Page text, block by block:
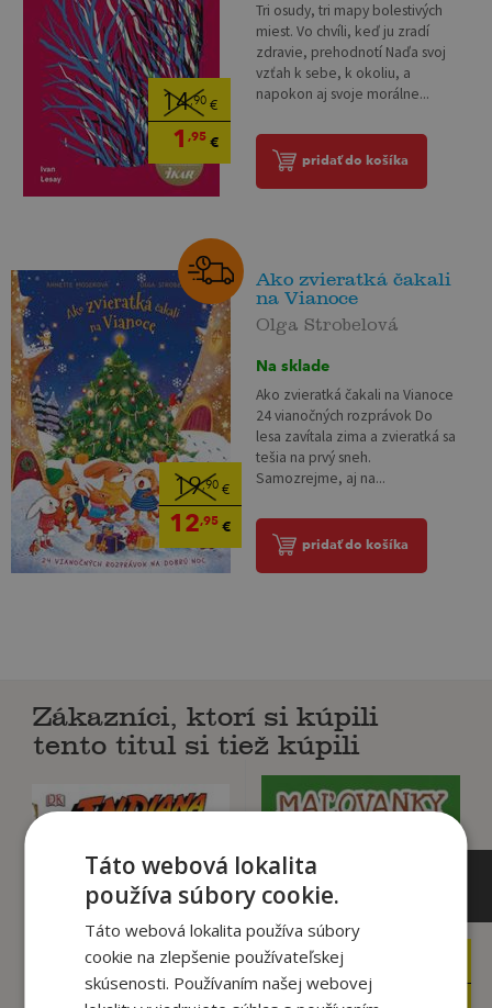
14,90 €
1 ,95 €
Tri osudy, tri mapy bolestivých
miest. Vo chvíli, keď ju zradí
zdravie, prehodnotí Naďa svoj
vzťah k sebe, k okoliu, a
napokon aj svoje morálne...
pridať do košíka
19,90€
12,95€
Ako zvieratká čakali
na Vianoce
Olga Strobelová
Na sklade
Ako zvieratká čakali na Vianoce
24 vianočných rozprávok Do
lesa zavítala zima a zvieratká sa
tešia na prvý sneh.
Samozrejme, aj na...
pridať do košíka
Zákazníci, ktorí si kúpili
tento titul si tiež kúpili
3 €
1,95€
Táto webová lokalita
používa súbory cookie.
Táto webová lokalita používa súbory
cookie na zlepšenie používateľskej
skúsenosti. Používaním našej webovej